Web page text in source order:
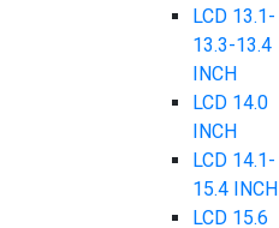
LCD 13.1-
13.3-13.4
INCH
LCD 14.0
INCH
LCD 14.1-
15.4 INCH
LCD 15.6